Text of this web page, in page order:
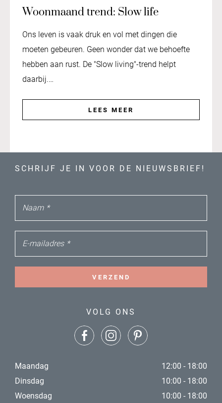
Woonmaand trend: Slow life
Ons leven is vaak druk en vol met dingen die
moeten gebeuren. Geen wonder dat we behoefte
hebben aan rust. De "Slow living"-trend helpt
daarbij.…
LEES MEER
SCHRIJF JE IN VOOR DE NIEUWSBRIEF!
Naam *
E-mailadres *
VERZEND
VOLG ONS
Maandag
12:00 - 18:00
Dinsdag
10:00 - 18:00
Woensdag
10:00 - 18:00